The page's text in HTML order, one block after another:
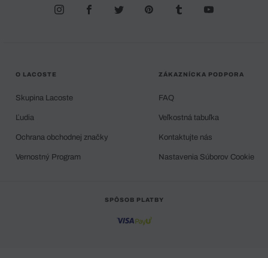
O LACOSTE
Skupina Lacoste
Ľudia
Ochrana obchodnej značky
Vernostný Program
ZÁKAZNÍCKA PODPORA
FAQ
Veľkostná tabuľka
Kontaktujte nás
Nastavenia Súborov Cookie
SPÔSOB PLATBY